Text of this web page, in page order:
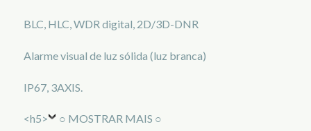
BLC, HLC, WDR digital, 2D/3D-DNR
Alarme visual de luz sólida (luz branca)
IP67, 3AXIS.
<h5> ○ MOSTRAR MAIS ○